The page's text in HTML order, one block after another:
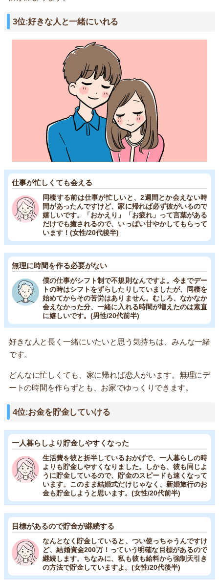
3位:好きな人と一緒にいれる
仕事が忙しくても会える
同棲する前は仕事が忙しいと、2週間とか会えない時
間があったんですけど、家に帰れば必ず彼がいるので
嬉しいです。「おかえり」「お疲れ」って言葉がある
だけでも癒されるので、いっぱい甘やかしてもらって
います！(女性/20代後半)
無理に時間を作る必要がない
僕の仕事がシフト制で不規則なんですよ。今までデー
トの時はシフトをずらしたりしていましたが、同棲を
始めてからその苦労はありません。むしろ、なかなか
会えなかった分、一緒に入れる時間が増えたのは素直
に嬉しいです。(男性/20代前半)
好きな人と長く一緒にいたいと思う気持ちは、みんな一緒
です。
どんなに忙しくても、家に帰れば恋人がいます。無理にデ
ートの時間を作らずとも、お家でゆっくりできます。
4位:お金を貯金していける
一人暮らしより貯金しやすくなった
生活費を彼と折半しているおかげで、一人暮らしの時
よりも貯金しやすくなりました。しかも、彼も同じよ
うに貯金しているので、貯金のスピードも速くなって
います。このまま結婚式だけじゃなく、新婚旅行のお
金も貯金しようと思います。(女性/20代前半)
目標があるので貯金が継続する
なんとなく貯金していると、つい使っちゃうんですけ
ど、結婚資金200万！っていう明確な目標があるので
継続します。ちなみに、私も彼も給料から強制天引き
の方法で貯金していますよ。(女性/20代後半)